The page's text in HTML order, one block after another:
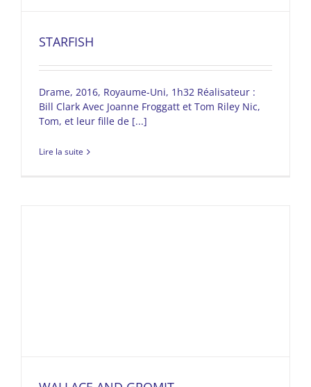
STARFISH
Drame, 2016, Royaume-Uni, 1h32 Réalisateur :
Bill Clark Avec Joanne Froggatt et Tom Riley Nic,
Tom, et leur fille de [...]
Lire la suite